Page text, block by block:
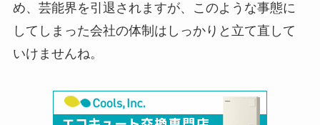
め、芸能界を引退されますが、このような事態に
してしまった会社の体制はしっかりと立て直して
いけませんね。